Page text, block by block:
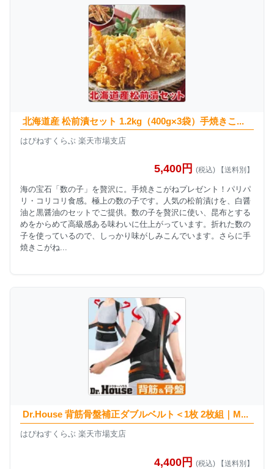
北海道産 松前漬セット 1.2kg（400g×3袋）手焼きこ...
はぴねすくらぶ 楽天市場支店
5,400円 (税込) 【送料別】
海の宝石「数の子」を贅沢に。手焼きこがねプレゼント！パリパ
リ・コリコリ食感。極上の数の子です。人気の松前漬けを、白醤
油と黒醤油のセットでご提供。数の子を贅沢に使い、昆布とする
めをからめて高級感ある味わいに仕上がっています。折れた数の
子を使っているので、しっかり味がしみこんでいます。さらに手
焼きこがね...
Dr.House 背筋骨盤補正ダブルベルト＜1枚 2枚組｜M...
はぴねすくらぶ 楽天市場支店
4,400円 (税込) 【送料別】